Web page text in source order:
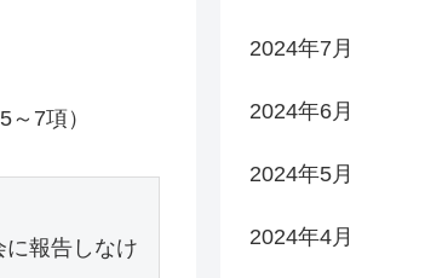
7項）
報告しなけ
2024年7月
2024年6月
2024年5月
2024年4月